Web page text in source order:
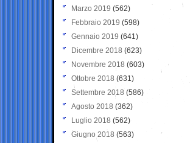
Marzo 2019 (562)
Febbraio 2019 (598)
Gennaio 2019 (641)
Dicembre 2018 (623)
Novembre 2018 (603)
Ottobre 2018 (631)
Settembre 2018 (586)
Agosto 2018 (362)
Luglio 2018 (562)
Giugno 2018 (563)